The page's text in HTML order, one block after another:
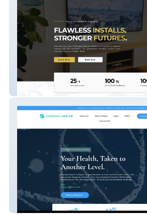
HeroMount Solutions
ETERNAAL